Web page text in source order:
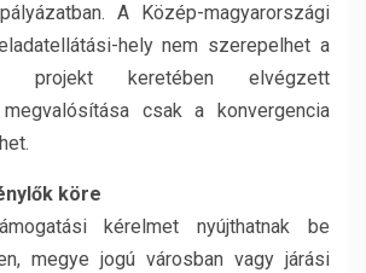
A Közép-magyarországi
hely nem szerepelhet a
projekt keretében elvégzett
csak a konvergencia
köre
kérelmet nyújthatnak be
megye jogú városban vagy járási